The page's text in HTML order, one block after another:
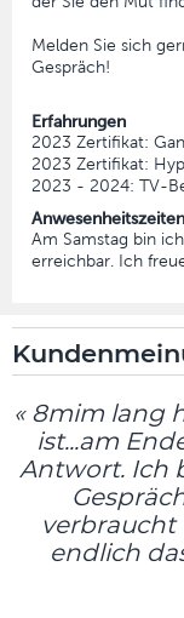
Melden Sie sich
Gespräch!
Erfahrungen
2023 Zertifikat:
2023 Zertifikat:
2023 - 2024: TV-
Anwesenheitszeiten
Am Samstag bin
erreichbar. Ich
« 8mim lang
ist...am
Antwort. Ich
verbraucht
endlich